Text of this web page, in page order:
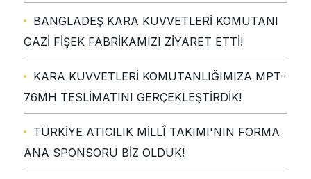
BANGLADEŞ KARA KUVVETLERİ KOMUTANI
GAZİ FİŞEK FABRİKAMIZI ZİYARET ETTİ!
KARA KUVVETLERİ KOMUTANLIĞIMIZA MPT-
76MH TESLİMATINI GERÇEKLEŞTİRDİK!
TÜRKİYE ATICILIK MİLLÎ TAKIMI'NIN FORMA
ANA SPONSORU BİZ OLDUK!